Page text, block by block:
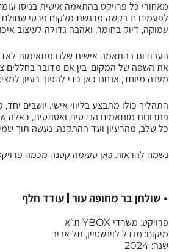
מאחורי כל פרויקט בהתאמה אישית בניסו
לפעמים זו בקשה מרגשת מלקוח פרטי שחולם
עמוקה, דיוק בחומר, ואהבה גדולה לעיצוב
העבודות בהתאמה אישית שלנו מתאימות
את השפה של המקום. בין אם מדובר בחללים
מענה מיוחד, אנחנו כאן כדי להפוך רעיון
התהליך כולו מתבצע בליווי אישי. יושבים
פתרונות מותאמים הנדסית ואסתטית, כאלה
כל שלב, מהרעיון ועד ההתקנה, נעשה תוך
נשמח להראות כאן טעימה קטנה מכמה
• שולחן בר מחופה עור | עודד חלף
פרויקט: משרדי YBOX ת״א
מיקום: מגדל לוינשטיין, תל אביב
שנה: 2024